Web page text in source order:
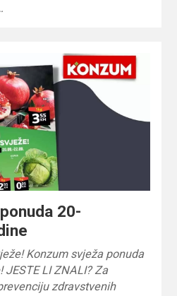
20-
Konzum svježa ponuda
JESTE LI ZNALI? Za
zdravstvenih